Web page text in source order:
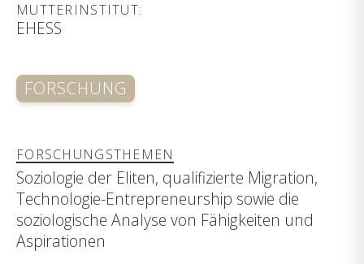
MUTTERINSTITUT:
EHESS
FORSCHUNG
FORSCHUNGSTHEMEN
Soziologie der Eliten, qualifizierte Migration,
Technologie-Entrepreneurship sowie die
soziologische Analyse von Fähigkeiten und
Aspirationen